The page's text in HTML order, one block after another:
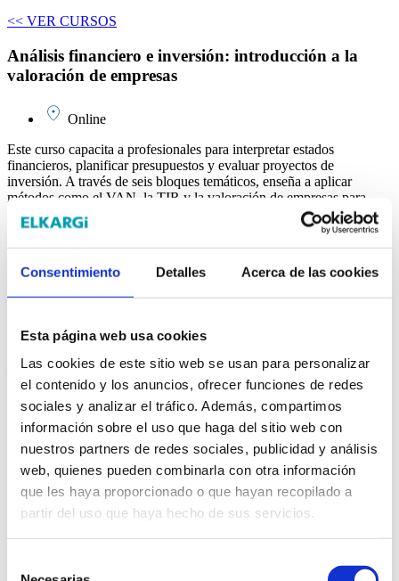
Consentimiento Detalles Acerca de las cookies
Esta página web usa cookies
Las cookies de este sitio web se usan para personalizar
el contenido y los anuncios, ofrecer funciones de redes
sociales y analizar el tráfico. Además, compartimos
información sobre el uso que haga del sitio web con
nuestros partners de redes sociales, publicidad y análisis
web, quienes pueden combinarla con otra información
que les haya proporcionado o que hayan recopilado a
partir del uso que haya hecho de sus servicios.
<< VER CURSOS
Análisis financiero e inversión: introducción a la
valoración de empresas
Online
Este curso capacita a profesionales para interpretar estados
financieros, planificar presupuestos y evaluar proyectos de
inversión. A través de seis bloques temáticos, enseña a aplicar
métodos como el VAN, la TIR y la valoración de empresas para
mejorar la toma de decisiones estratégicas.
Ubicación:| Modalidad:online
Fecha de inicio: 19/08/2026
Días de formación
Horario
empresas
*Selecciona la fecha de inicio de la formación.
Metodología
Introducción
por AIN, está diseñado para profesionales que desean reforzar su